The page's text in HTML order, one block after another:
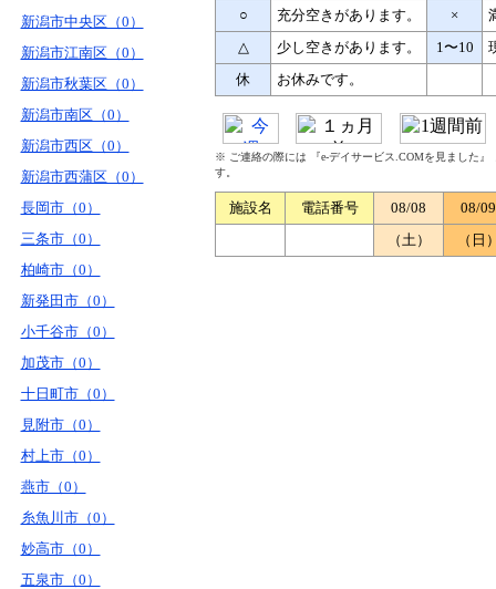
新潟市中央区（0）
新潟市江南区（0）
新潟市秋葉区（0）
新潟市南区（0）
新潟市西区（0）
新潟市西蒲区（0）
長岡市（0）
三条市（0）
柏崎市（0）
新発田市（0）
小千谷市（0）
加茂市（0）
十日町市（0）
見附市（0）
村上市（0）
燕市（0）
糸魚川市（0）
妙高市（0）
五泉市（0）
○
充分空きがあります。 ×
△
少し空きがあります。 1〜10
休
お休みです。
※ ご連絡の際には 『e-デイサービス.COMを見ました
す。
施設名 電話番号 08/08
08/09
（土）
（日